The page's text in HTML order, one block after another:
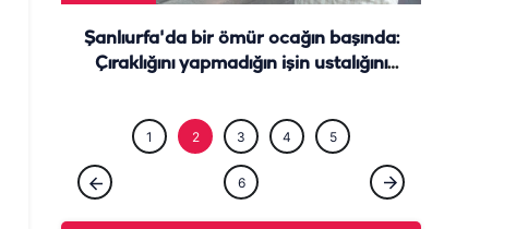
Şanlıurfa'da bir ömür ocağın başında:
Çıraklığını yapmadığın işin ustalığını
1 2 3 4 5
6